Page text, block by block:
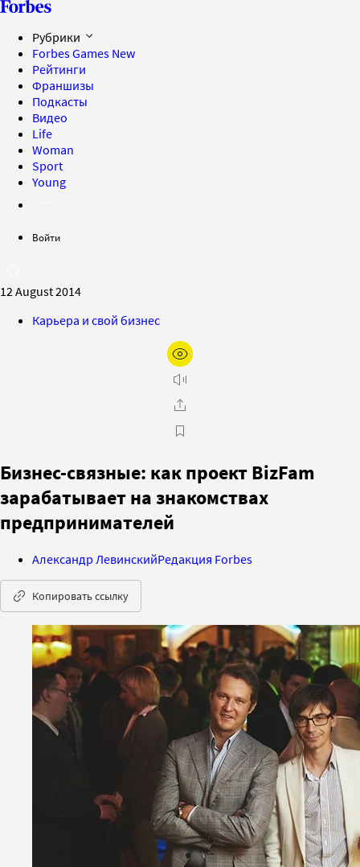
Рубрики
Forbes Games New
Рейтинги
Франшизы
Подкасты
Видео
Life
Woman
Sport
Young
Войти
12 August 2014
Карьера и свой бизнес
Бизнес-связные: как проект BizFam
зарабатывает на знакомствах
предпринимателей
Александр ЛевинскийРедакция Forbes
Копировать ссылку